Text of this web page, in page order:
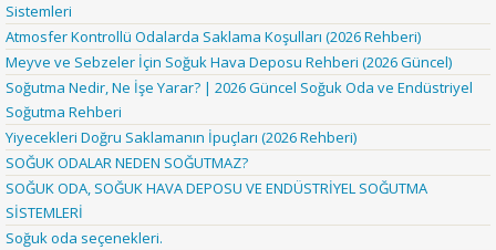
Sistemleri
Atmosfer Kontrollü Odalarda Saklama Koşulları (2026 Rehberi)
Meyve ve Sebzeler İçin Soğuk Hava Deposu Rehberi (2026 Güncel)
Soğutma Nedir, Ne İşe Yarar? | 2026 Güncel Soğuk Oda ve Endüstriyel
Soğutma Rehberi
Yiyecekleri Doğru Saklamanın İpuçları (2026 Rehberi)
SOĞUK ODALAR NEDEN SOĞUTMAZ?
SOĞUK ODA, SOĞUK HAVA DEPOSU VE ENDÜSTRİYEL SOĞUTMA
SİSTEMLERİ
Soğuk oda seçenekleri.